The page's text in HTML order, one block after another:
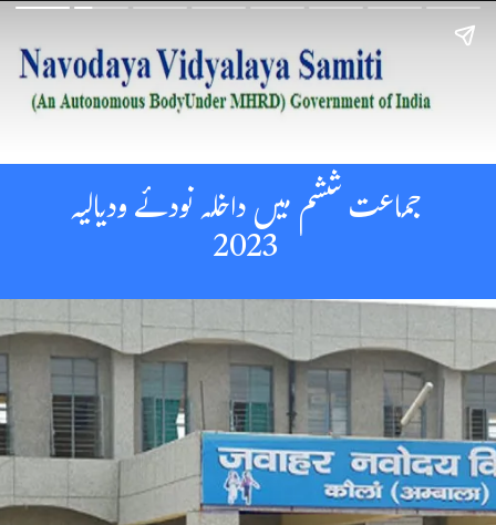
جماعت ششم میں داخلہ نودئے ودیالیہ
2023